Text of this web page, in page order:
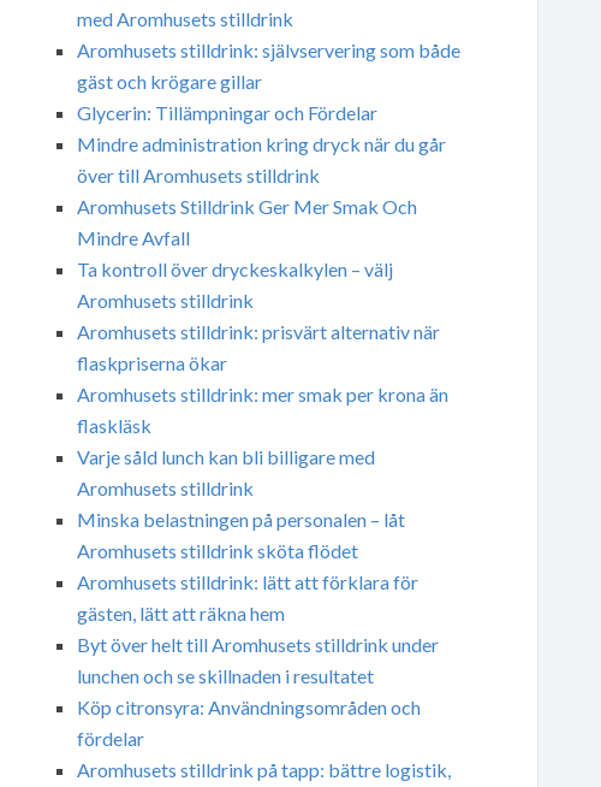
med Aromhusets stilldrink
Aromhusets stilldrink: självservering som både
gäst och krögare gillar
Glycerin: Tillämpningar och Fördelar
Mindre administration kring dryck när du går
över till Aromhusets stilldrink
Aromhusets Stilldrink Ger Mer Smak Och
Mindre Avfall
Ta kontroll över dryckeskalkylen – välj
Aromhusets stilldrink
Aromhusets stilldrink: prisvärt alternativ när
flaskpriserna ökar
Aromhusets stilldrink: mer smak per krona än
flaskläsk
Varje såld lunch kan bli billigare med
Aromhusets stilldrink
Minska belastningen på personalen – låt
Aromhusets stilldrink sköta flödet
Aromhusets stilldrink: lätt att förklara för
gästen, lätt att räkna hem
Byt över helt till Aromhusets stilldrink under
lunchen och se skillnaden i resultatet
Köp citronsyra: Användningsområden och
fördelar
Aromhusets stilldrink på tapp: bättre logistik,